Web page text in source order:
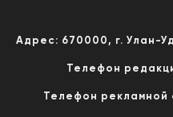
Адрес: 670000, г. Улан-
Телефон
Телефон рекламной